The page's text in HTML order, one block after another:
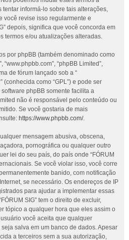
informá-lo sobre tais alterações,
você revise isso regularmente e
depois, significa que você concorda em
termos e/ou atualizações alteradas.
por phpBB (também denominado como
“www.phpbb.com”, “phpBB Limited”,
de fórum lançado sob a “
” (conhecida como “GPL”) e pode ser
software phpBB somente facilita a
não é responsável pelo conteúdo ou
Se você gostaria de mais
https://www.phpbb.com/.
mensagem abusiva, obscena,
pornográfica ou qualquer outro
lei do seu país, do país onde “FÓRUM
Se você violar isso, você corre
banido, com notificação
se necessário. Os endereços de IP
para ajudar a implementar essas
SIG” tem o direito de excluir,
tópico a qualquer hora que eles assim o
você aceita que qualquer
salva em um banco de dados. Apesar
a terceiros sem a sua autorização,